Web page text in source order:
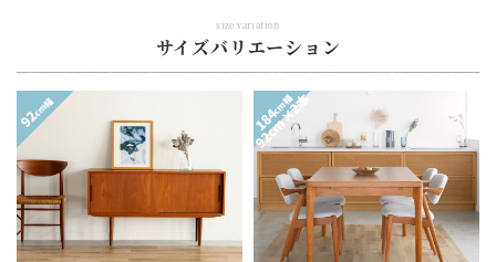
サイズバリエーション
size variation
92cm幅 184cm幅
92cm×2本